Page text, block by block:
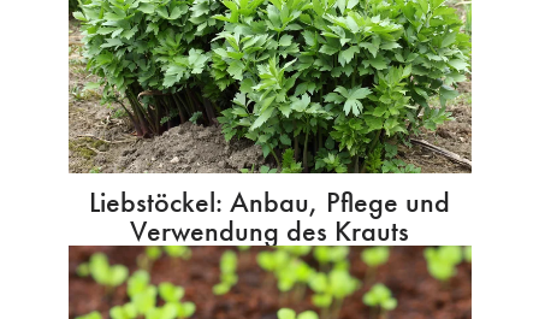
Liebstöckel: Anbau, Pflege und
Verwendung des Krauts